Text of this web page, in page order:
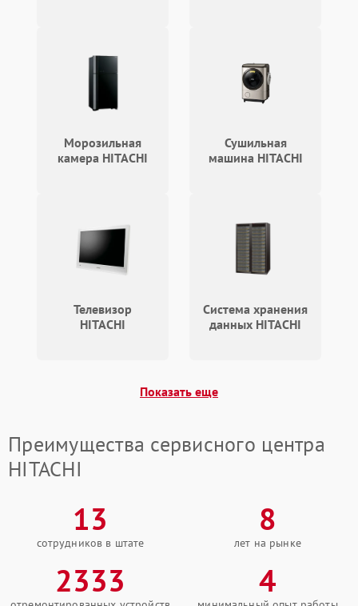
Морозильная
камера HITACHI
Сушильная
машина HITACHI
Телевизор
HITACHI
Система хранения
данных HITACHI
Показать еще
Преимущества сервисного центра
HITACHI
13
сотрудников в штате
8
лет на рынке
2333 4